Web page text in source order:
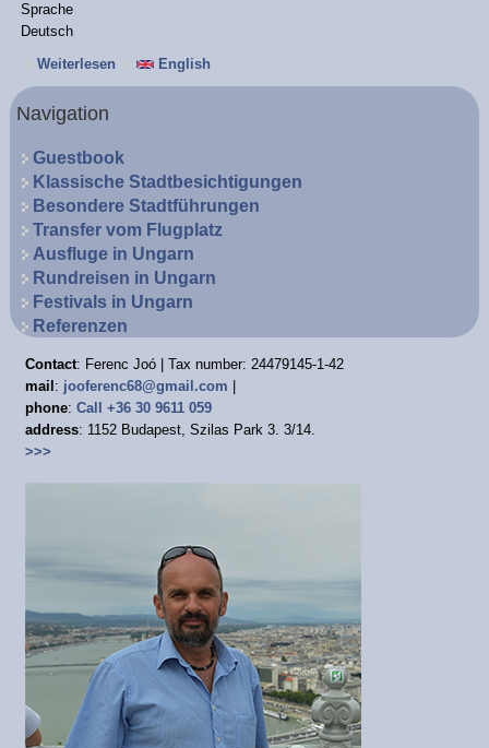
Sprache
Deutsch
Weiterlesen über HERZLICH WILLKOMMEN IN UNGARN!
English
Navigation
Guestbook
Klassische Stadtbesichtigungen
Besondere Stadtführungen
Transfer vom Flugplatz
Ausfluge in Ungarn
Rundreisen in Ungarn
Festivals in Ungarn
Referenzen
Contact: Ferenc Joó | Tax number: 24479145-1-42
mail: jooferenc68@gmail.com |
phone:Call +36 30 9611 059
address: 1152 Budapest, Szilas Park 3. 3/14.
>>>